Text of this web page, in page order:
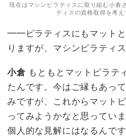
現在はマシンピラティスに取り組む小倉
ティスの資格取得を考え
━━ピラティスにもマットと
りますが、マシンピラティ
小倉もともとマットピラテ
たんです。今はご縁もあっ
みですが、これからマット
ってみようかなと思っていま
個人的な見解にはなるんで